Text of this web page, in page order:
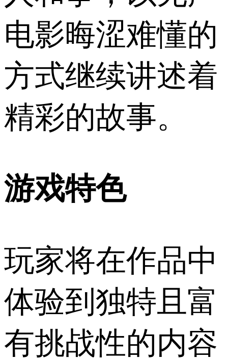
电影晦涩难懂的
方式继续讲述着
精彩的故事。
游戏特色
玩家将在作品中
体验到独特且富
有挑战性的内容